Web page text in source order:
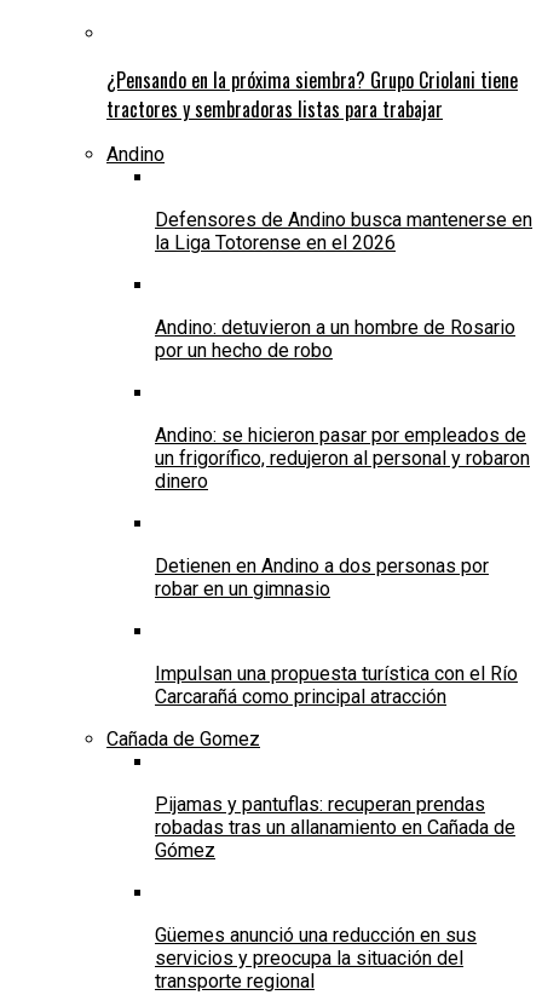
¿Pensando en la próxima siembra? Grupo Criolani tiene
tractores y sembradoras listas para trabajar
Andino
Defensores de Andino busca mantenerse en
la Liga Totorense en el 2026
Andino: detuvieron a un hombre de Rosario
por un hecho de robo
Andino: se hicieron pasar por empleados de
un frigorífico, redujeron al personal y robaron
dinero
Detienen en Andino a dos personas por
robar en un gimnasio
Impulsan una propuesta turística con el Río
Carcarañá como principal atracción
Cañada de Gomez
Pijamas y pantuflas: recuperan prendas
robadas tras un allanamiento en Cañada de
Gómez
Güemes anunció una reducción en sus
servicios y preocupa la situación del
transporte regional